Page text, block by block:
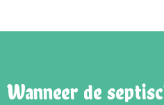
Wanneer de